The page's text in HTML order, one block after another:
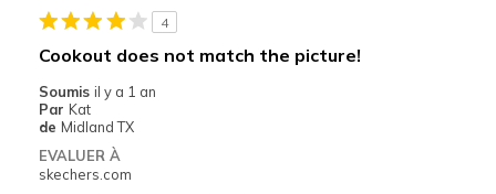
Les meilleures utilisations
Playing pickleball
Width
Sizing
View On Shoes
4
Cookout does not match the picture!
Soumis il y a 1 an
Par Kat
de Midland TX
EVALUER À
skechers.com